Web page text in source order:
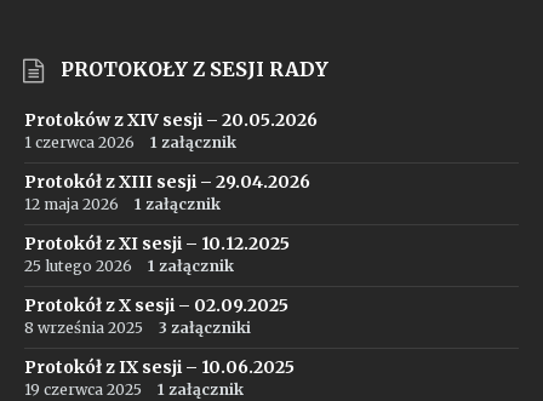
PROTOKOŁY Z SESJI RADY
Protoków z XIV sesji – 20.05.2026
1 czerwca 2026 1 załącznik
Protokół z XIII sesji – 29.04.2026
12 maja 2026 1 załącznik
Protokół z XI sesji – 10.12.2025
25 lutego 2026 1 załącznik
Protokół z X sesji – 02.09.2025
8 września 2025 3 załączniki
Protokół z IX sesji – 10.06.2025
19 czerwca 2025 1 załącznik